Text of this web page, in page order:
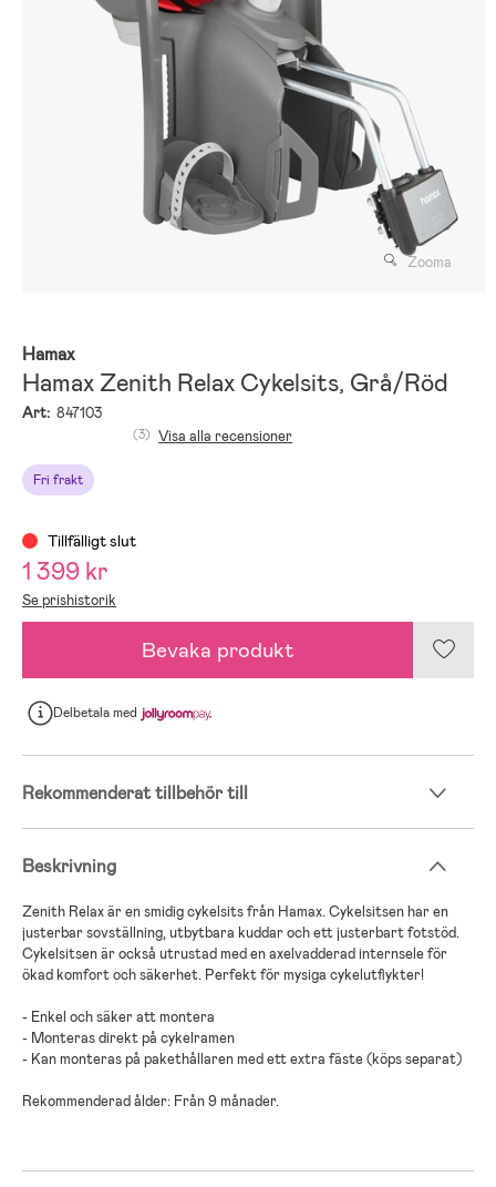
Zooma
Hamax
Hamax Zenith Relax Cykelsits, Grå/Röd
Art: 847103
Fri frakt
(3) Visa alla recensioner
Tillfälligt slut
1 399 kr
Se prishistorik
Bevaka produkt
Delbetalamed
Rekommenderat tillbehör till
Beskrivning
Zenith Relax är en smidig cykelsits från Hamax. Cykelsitsen har en
justerbar sovställning, utbytbara kuddar och ett justerbart fotstöd.
Cykelsitsen är också utrustad med en axelvadderad internsele för
ökad komfort och säkerhet. Perfekt för mysiga cykelutflykter!
- Enkel och säker att montera
- Monteras direkt på cykelramen
- Kan monteras på pakethållaren med ett extra fäste (köps separat)
Rekommenderad ålder: Från 9 månader.